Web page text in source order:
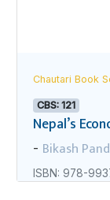
Chautari Book
CBS: 121
Nepal’s
- Bikash
ISBN: 978-